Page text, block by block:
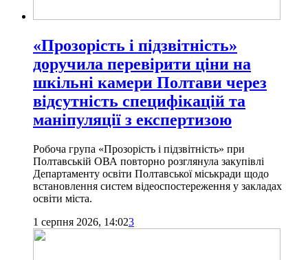
«Прозорість і підзвітність»
доручила перевірити ціни на
шкільні камери Полтави через
відсутність специфікацій та
маніпуляції з експертизою
Робоча група «Прозорість і підзвітність» при
Полтавській ОВА повторно розглянула закупівлі
Департаменту освіти Полтавської міськради щодо
встановлення систем відеоспостереження у закладах
освіти міста.
1 серпня 2026, 14:023